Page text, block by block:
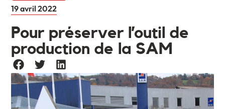
19 avril 2022
Pour préserver l’outil de
production de la SAM